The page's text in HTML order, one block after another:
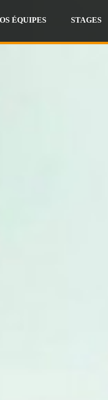
ÉQUIPES STAGES